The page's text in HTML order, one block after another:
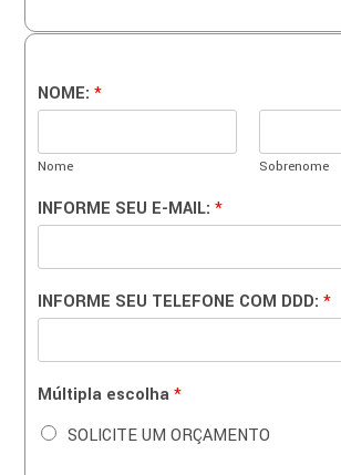
NOME:*
Nome Sobrenome
INFORME SEU E-MAIL:*
N
O
E
D
D
D
INFORME SEU TELEFONE COM DDD:*
Múltipla escolha*
SOLICITE UM ORÇAMENTO